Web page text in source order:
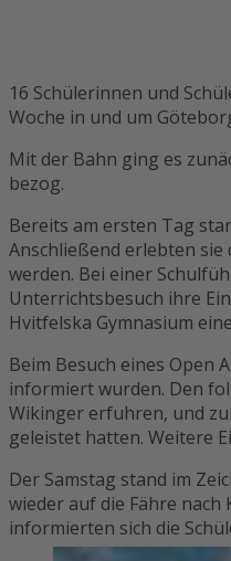
16 Schülerinnen und
Woche in und um
Mit der Bahn ging es
bezog.
Bereits am ersten Tag
Anschließend erlebten sie
werden. Bei einer
Unterrichtsbesuch ihre
Hvitfelska Gymnasium
Beim Besuch eines Open
informiert wurden. Den
Wikinger erfuhren, und
geleistet hatten. Weitere
Der Samstag stand im
wieder auf die Fähre
informierten sich die